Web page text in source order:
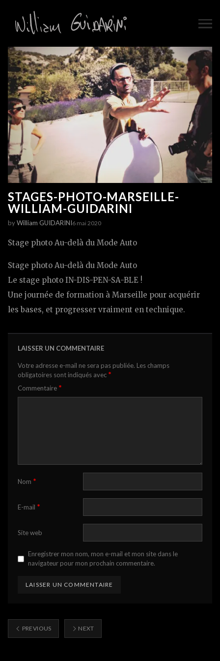
STAGES-PHOTO-MARSEILLE-
WILLIAM-GUIDARINI
byWilliam GUIDARINI6 mai 2020
Stage photo Au-delà du Mode Auto
Stage photo Au-delà du Mode Auto
Le stage photo IN-DIS-PEN-SA-BLE !
Une journée de formation à Marseille pour acquérir
les bases, et progresser vraiment en technique.
LAISSER UN COMMENTAIRE
Votre adresse e-mail ne sera pas publiée. Les champs
obligatoires sont indiqués avec *
Commentaire *
Nom *
E-mail *
Site web
Enregistrer mon nom, mon e-mail et mon site dans le
navigateur pour mon prochain commentaire.
PREVIOUS NEXT